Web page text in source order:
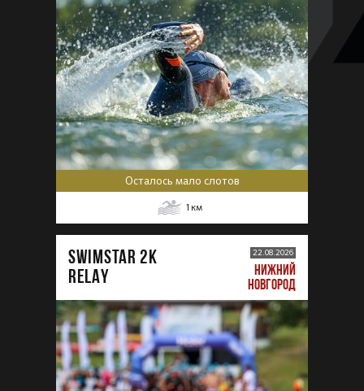
Осталось мало слотов
1 км
SWIMSTAR 2K
RELAY
22.08.2026
НИЖНИЙ
НОВГОРОД